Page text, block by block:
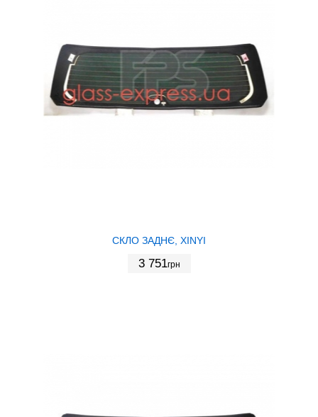
СКЛО ЗАДНЄ, XINYI
3 751грн